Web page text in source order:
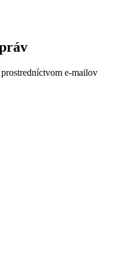
prostredníctvom e-mailov